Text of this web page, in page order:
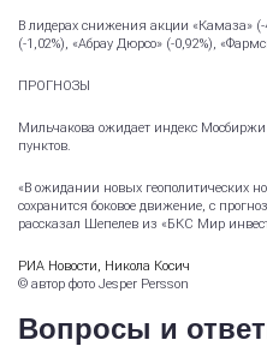
В лидерах снижения акции «Камаза» (-
(-1,02%), «Абрау Дюрсо» (-0,92%),
ПРОГНОЗЫ
Мильчакова ожидает индекс Мосбиржи
пунктов.
«В ожидании новых геополитических
сохранится боковое движение, с
рассказал Шепелев из «БКС Мир
РИА Новости, Никола Косич
© автор фото Jesper Persson
Вопросы и